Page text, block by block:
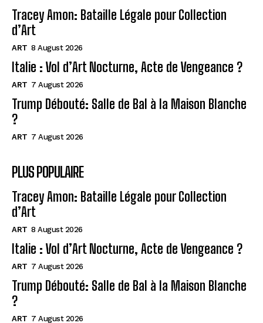
Tracey Amon: Bataille Légale pour Collection
d’Art
ART 8 August 2026
Italie : Vol d’Art Nocturne, Acte de Vengeance ?
ART 7 August 2026
Trump Débouté: Salle de Bal à la Maison Blanche
?
ART 7 August 2026
PLUS POPULAIRE
Tracey Amon: Bataille Légale pour Collection
d’Art
ART 8 August 2026
Italie : Vol d’Art Nocturne, Acte de Vengeance ?
ART 7 August 2026
Trump Débouté: Salle de Bal à la Maison Blanche
?
ART 7 August 2026